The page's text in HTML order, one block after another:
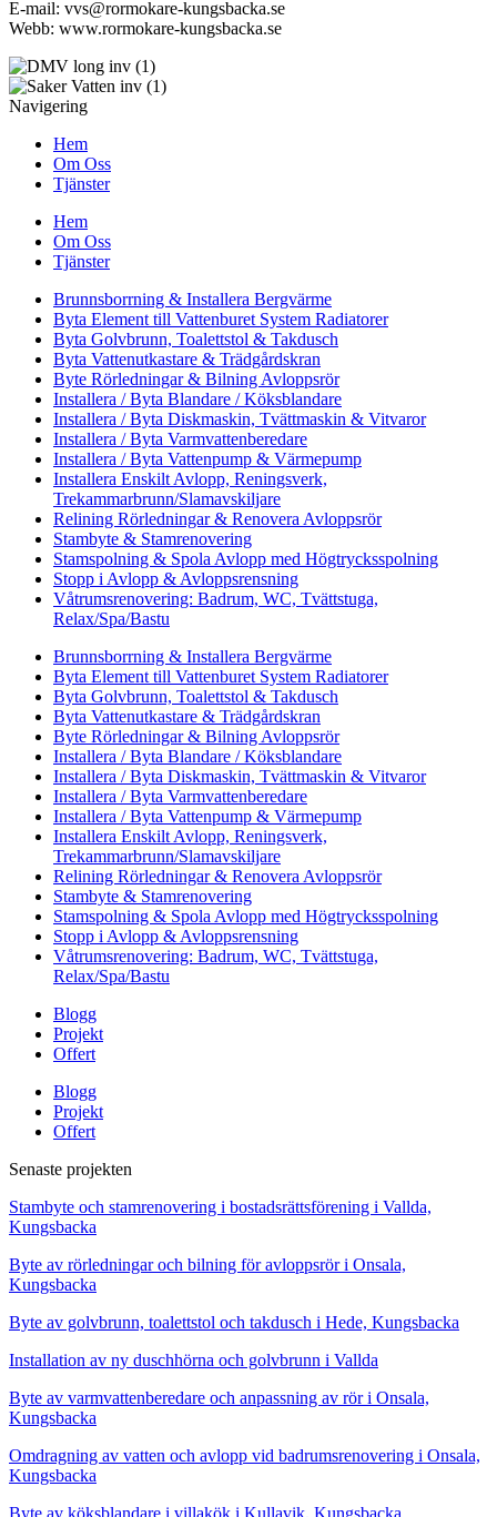
E-mail: vvs@rormokare-kungsbacka.se
Webb: www.rormokare-kungsbacka.se
Navigering
Hem
Om Oss
Tjänster
Hem
Om Oss
Tjänster
Brunnsborrning & Installera Bergvärme
Byta Element till Vattenburet System Radiatorer
Byta Golvbrunn, Toalettstol & Takdusch
Byta Vattenutkastare & Trädgårdskran
Byte Rörledningar & Bilning Avloppsrör
Installera / Byta Blandare / Köksblandare
Installera / Byta Diskmaskin, Tvättmaskin & Vitvaror
Installera / Byta Varmvattenberedare
Installera / Byta Vattenpump & Värmepump
Installera Enskilt Avlopp, Reningsverk,
Trekammarbrunn/Slamavskiljare
Relining Rörledningar & Renovera Avloppsrör
Stambyte & Stamrenovering
Stamspolning & Spola Avlopp med Högtrycksspolning
Stopp i Avlopp & Avloppsrensning
Våtrumsrenovering: Badrum, WC, Tvättstuga,
Relax/Spa/Bastu
Brunnsborrning & Installera Bergvärme
Byta Element till Vattenburet System Radiatorer
Byta Golvbrunn, Toalettstol & Takdusch
Byta Vattenutkastare & Trädgårdskran
Byte Rörledningar & Bilning Avloppsrör
Installera / Byta Blandare / Köksblandare
Installera / Byta Diskmaskin, Tvättmaskin & Vitvaror
Installera / Byta Varmvattenberedare
Installera / Byta Vattenpump & Värmepump
Installera Enskilt Avlopp, Reningsverk,
Trekammarbrunn/Slamavskiljare
Relining Rörledningar & Renovera Avloppsrör
Stambyte & Stamrenovering
Stamspolning & Spola Avlopp med Högtrycksspolning
Stopp i Avlopp & Avloppsrensning
Våtrumsrenovering: Badrum, WC, Tvättstuga,
Relax/Spa/Bastu
Blogg
Projekt
Offert
Blogg
Projekt
Offert
Senaste projekten
Stambyte och stamrenovering i bostadsrättsförening i Vallda,
Kungsbacka
Byte av rörledningar och bilning för avloppsrör i Onsala,
Kungsbacka
Byte av golvbrunn, toalettstol och takdusch i Hede, Kungsbacka
Installation av ny duschhörna och golvbrunn i Vallda
Byte av varmvattenberedare och anpassning av rör i Onsala,
Kungsbacka
Omdragning av vatten och avlopp vid badrumsrenovering i Onsala,
Kungsbacka
Byte av köksblandare i villakök i Kullavik, Kungsbacka